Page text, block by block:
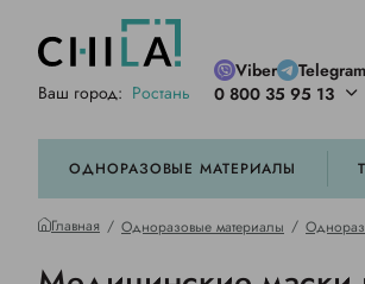
Ваш город: Ростань
Viber
Telegram
0 800 35 95 13
ОДНОРАЗОВЫЕ МАТЕРИАЛЫ
Главная Одноразовые материалы